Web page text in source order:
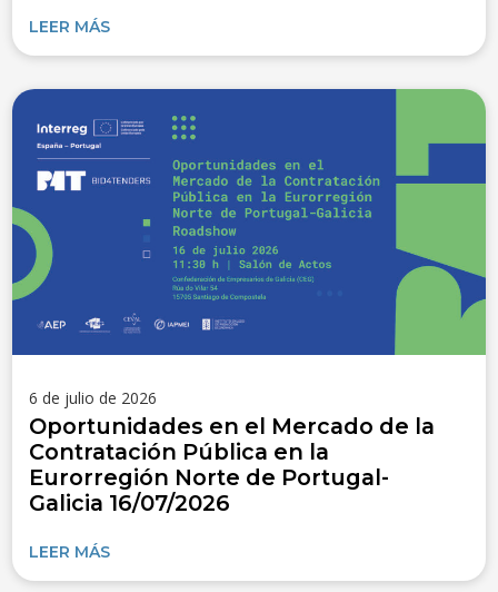
LEER MÁS
6 de julio de 2026
Oportunidades en el Mercado de la
Contratación Pública en la
Eurorregión Norte de Portugal-
Galicia 16/07/2026
LEER MÁS